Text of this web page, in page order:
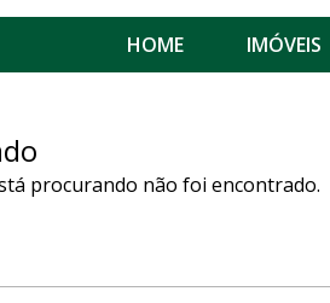
HOME IMÓVEIS
procurando não foi encontrado.